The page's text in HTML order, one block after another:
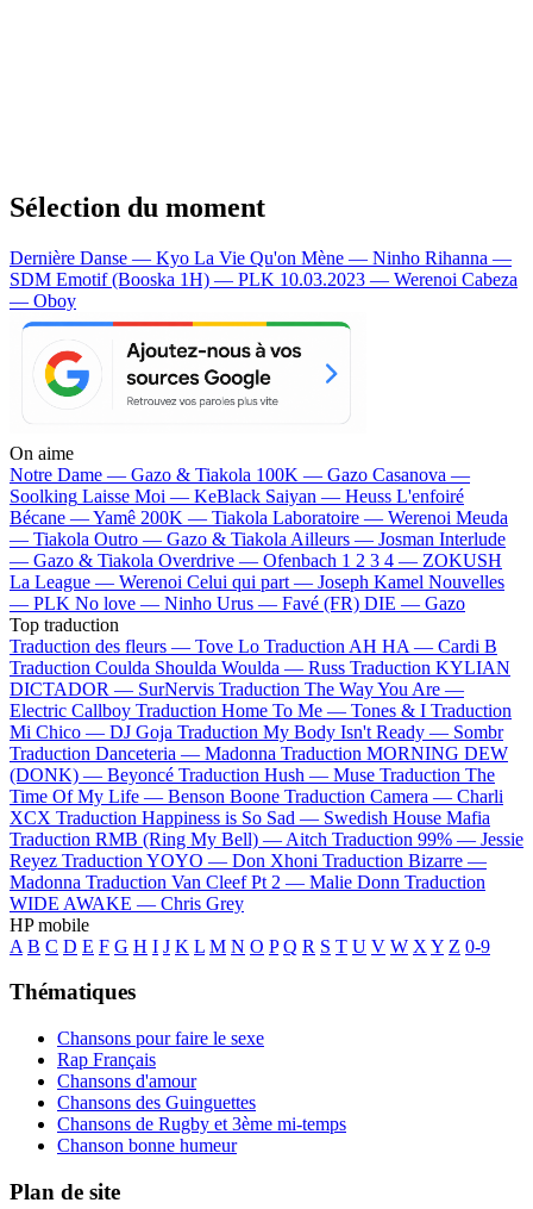
Sélection du moment
Dernière Danse — Kyo La Vie Qu'on Mène — Ninho Rihanna —
SDM Emotif (Booska 1H) — PLK 10.03.2023 — Werenoi Cabeza
— Oboy
On aime
Notre Dame — Gazo & Tiakola 100K — Gazo Casanova —
Soolking Laisse Moi — KeBlack Saiyan — Heuss L'enfoiré
Bécane —Yamê 200K — Tiakola Laboratoire — Werenoi Meuda
— Tiakola Outro — Gazo & Tiakola Ailleurs — Josman Interlude
— Gazo & Tiakola Overdrive — Ofenbach 1 2 3 4 — ZOKUSH
La League — Werenoi Celui qui part — Joseph Kamel Nouvelles
— PLK No love — Ninho Urus — Favé (FR) DIE — Gazo
Top traduction
Traduction des fleurs — Tove Lo Traduction AH HA — Cardi B
Traduction Coulda Shoulda Woulda — Russ Traduction KYLIAN
DICTADOR — SurNervis Traduction The Way You Are —
Electric Callboy Traduction Home To Me — Tones & I Traduction
Mi Chico — DJ Goja Traduction My Body Isn't Ready — Sombr
Traduction Danceteria — Madonna Traduction MORNING DEW
(DONK) — Beyoncé Traduction Hush — Muse Traduction The
Time Of My Life — Benson Boone Traduction Camera — Charli
XCX Traduction Happiness is So Sad — Swedish House Mafia
Traduction RMB (Ring My Bell) — Aitch Traduction 99% — Jessie
Reyez Traduction YOYO — Don Xhoni Traduction Bizarre —
Madonna Traduction Van Cleef Pt 2 — Malie Donn Traduction
WIDE AWAKE — Chris Grey
HP mobile
A B C D E F G H I J K L M N O P Q R S T U V W X Y Z 0-9
Thématiques
Chansons pour faire le sexe
Rap Français
Chansons d'amour
Chansons des Guinguettes
Chansons de Rugby et 3ème mi-temps
Chanson bonne humeur
Plan de site